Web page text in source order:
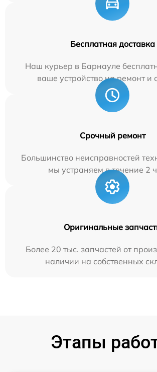
Бесплатная доставка
Наш курьер в Барнауле
ваше устройство на ремонт и
Срочный ремонт
Большинство неисправностей
мы устраняем в течение 2
Оригинальные
Более 20 тыс. запчастей от
наличии на собственных
Этапы